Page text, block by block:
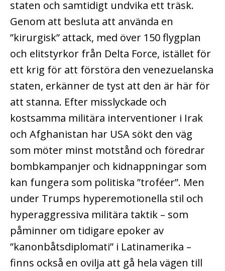
staten och samtidigt undvika ett träsk.
Genom att besluta att använda en
”kirurgisk” attack, med över 150 flygplan
och elitstyrkor från Delta Force, istället för
ett krig för att förstöra den venezuelanska
staten, erkänner de tyst att den är här för
att stanna. Efter misslyckade och
kostsamma militära interventioner i Irak
och Afghanistan har USA sökt den väg
som möter minst motstånd och föredrar
bombkampanjer och kidnappningar som
kan fungera som politiska ”troféer”. Men
under Trumps hyperemotionella stil och
hyperaggressiva militära taktik – som
påminner om tidigare epoker av
”kanonbåtsdiplomati” i Latinamerika –
finns också en ovilja att gå hela vägen till